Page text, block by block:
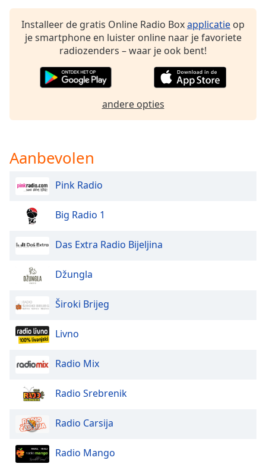
Background
Color
Background
Opacity
Text
Font
Close
Modal
Dialog
window.
Installeer de gratis Online Radio Boxapplicatie op
je smartphone en luister online naar je favoriete
radiozenders – waar je ook bent!
andere opties
Aanbevolen
Pink Radio
Big Radio 1
Das Extra Radio Bijeljina
Džungla
Široki Brijeg
Livno
Radio Mix
Radio Srebrenik
Radio Carsija
Radio Mango